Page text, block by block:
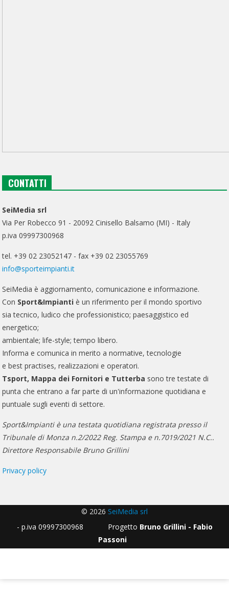
CONTATTI
SeiMedia srl
Via Per Robecco 91 - 20092 Cinisello Balsamo (MI) - Italy
p.iva 09997300968
tel. +39 02 23052147 - fax +39 02 23055769
info@sporteimpianti.it
SeiMedia è aggiornamento, comunicazione e informazione.
Con Sport&Impianti è un riferimento per il mondo sportivo
sia tecnico, ludico che professionistico; paesaggistico ed
energetico;
ambientale; life-style; tempo libero.
Informa e comunica in merito a normative, tecnologie
e best practises, realizzazioni e operatori.
Tsport, Mappa dei Fornitori e Tutterba sono tre testate di
punta che entrano a far parte di un'informazione quotidiana e
puntuale sugli eventi di settore.
Sport&Impianti è una testata quotidiana registrata presso il
Tribunale di Monza n.2/2022 Reg. Stampa e n.7019/2021 N.C..
Direttore Responsabile Bruno Grillini
Privacy policy
© 2026 SeiMedia srl
- p.iva 09997300968 Progetto Bruno Grillini - Fabio
Passoni